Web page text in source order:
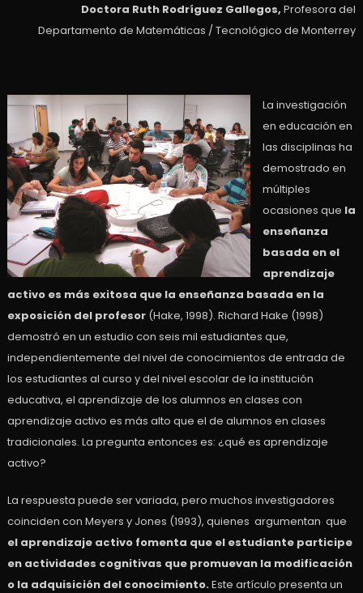
Doctora Ruth Rodríguez Gallegos,Profesora del
Departamento de Matemáticas / Tecnológico de Monterrey
La investigación
en educación en
las disciplinas ha
demostrado en
múltiples
ocasiones que la
enseñanza
basada en el
aprendizaje
activo es más exitosa que la enseñanza basada en la
exposición del profesor(Hake, 1998). Richard Hake (1998)
demostró en un estudio con seis mil estudiantes que,
independientemente del nivel de conocimientos de entrada de
los estudiantes al curso y del nivel escolar de la institución
educativa, el aprendizaje de los alumnos en clases con
aprendizaje activo es más alto que el de alumnos en clases
tradicionales. La pregunta entonces es: ¿qué es aprendizaje
activo?
La respuesta puede ser variada, pero muchos investigadores
coinciden con Meyers y Jones (1993), quienes argumentan que
el aprendizaje activo fomenta que el estudiante participe
en actividades cognitivas que promuevan la modificación
o la adquisición del conocimiento.Este artículo presenta un